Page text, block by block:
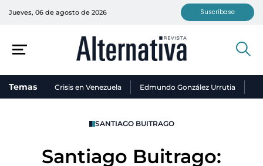
Jueves, 06 de agosto de 2026 Suscríbase
Temas Crisis en Venezuela Edmundo González Urrutia
SANTIAGO BUITRAGO
Santiago Buitrago: